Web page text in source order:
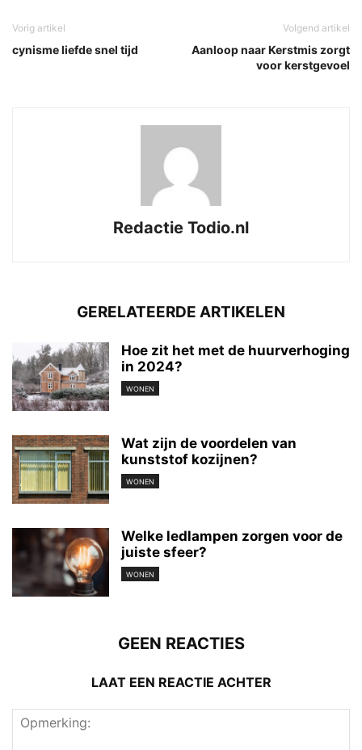
Vorig artikel
cynisme liefde snel tijd
Volgend artikel
Aanloop naar Kerstmis zorgt
voor kerstgevoel
Redactie Todio.nl
GERELATEERDE ARTIKELEN
Hoe zit het met de huurverhoging
in 2024?
WONEN
Wat zijn de voordelen van
kunststof kozijnen?
WONEN
Welke ledlampen zorgen voor de
juiste sfeer?
WONEN
GEEN REACTIES
LAAT EEN REACTIE ACHTER